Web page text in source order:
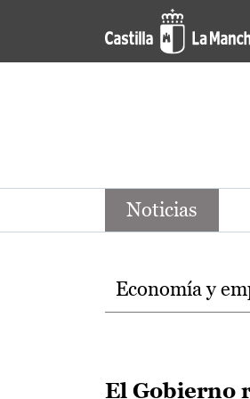
Pasar al contenido principal
Noticias de la
Noticias
Temas
Economía y
El Gobierno